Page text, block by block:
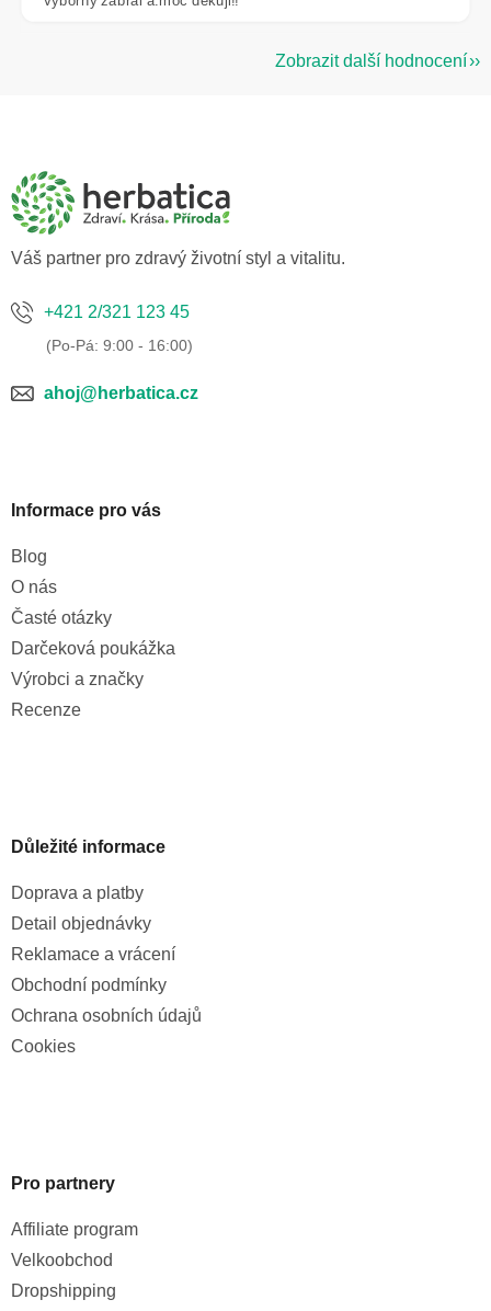
Zobrazit další hodnocení
a
Váš partner pro zdravý životní styl a vitalitu.
+421 2/321 123 45
ahoj@herbatica.cz
Informace pro vás
Blog
O nás
Časté otázky
Darčeková poukážka
Výrobci a značky
Recenze
Důležité informace
Doprava a platby
Detail objednávky
Reklamace a vrácení
Obchodní podmínky
Ochrana osobních údajů
Cookies
Pro partnery
Affiliate program
Velkoobchod
Dropshipping